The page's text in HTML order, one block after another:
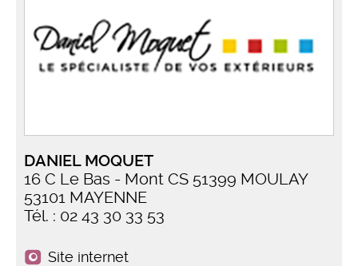
DANIEL MOQUET
16 C Le Bas - Mont CS 51399 MOULAY
53101 MAYENNE
Tél. : 02 43 30 33 53
Site internet